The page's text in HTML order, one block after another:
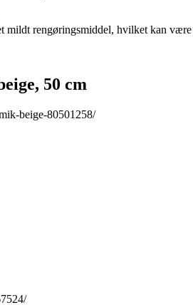
mildt rengøringsmiddel, hvilket kan
50 cm
beige-80501258/